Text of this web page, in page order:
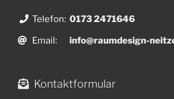
Telefon: 0173 2471646
Email:
info@raumdesign-
Kontaktformular